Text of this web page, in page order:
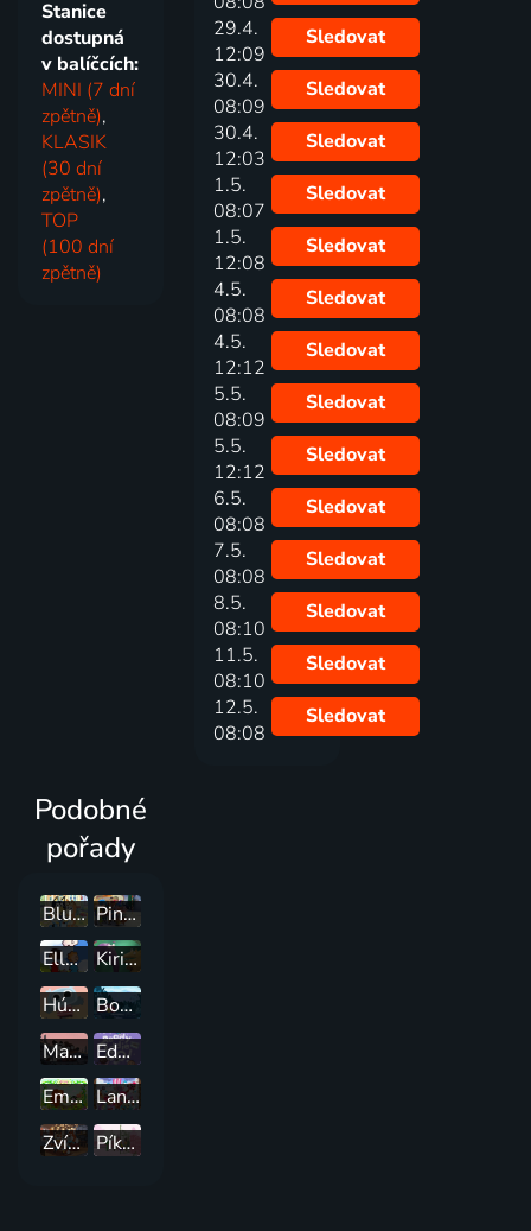
Stanice
dostupná
v balíčcích:
MINI (7 dní
zpětně),
KLASIK
(30 dní
zpětně),
TOP
(100 dní
zpětně)
29.4.
12:09
Sledovat
30.4.
08:09
Sledovat
30.4.
12:03
Sledovat
1.5.
08:07
Sledovat
1.5.
12:08
Sledovat
4.5.
08:08
Sledovat
4.5.
12:12
Sledovat
5.5.
08:09
Sledovat
5.5.
12:12
Sledovat
6.5.
08:08
Sledovat
7.5.
08:08
Sledovat
8.5.
08:10
Sledovat
11.5.
08:10
Sledovat
12.5.
08:08
Sledovat
Podobné
pořady
Bluey
Pinocchiova zázračná dedinka
Ella, Oskar a Hú
Kiri a Lou
HúHú
Bodláček a Jehlinka
Malý medvídek Pompon
Eddie, připravit, jdem!
Emma a guru
Lana Longbeard
Zvířecí televize
Píkova Zoo